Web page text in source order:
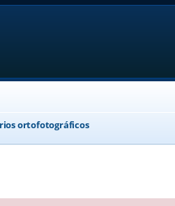
ortofotográficos